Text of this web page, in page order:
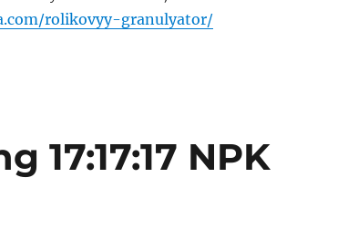
rolikovyy-granulyator/
17:17:17 NPK